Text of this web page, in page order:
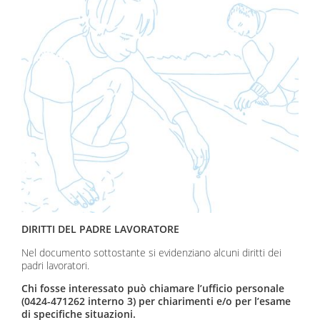
DIRITTI DEL PADRE LAVORATORE
Nel documento sottostante si evidenziano alcuni diritti dei
padri lavoratori.
Chi fosse interessato può chiamare l’ufficio personale
(0424-471262 interno 3) per chiarimenti e/o per l’esame
di specifiche situazioni.